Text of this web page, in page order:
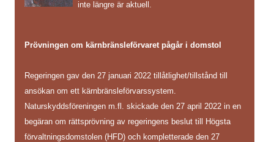
inte längre är aktuell.
Prövningen om kärnbränsleförvaret pågår i domstol
Regeringen gav den 27 januari 2022 tillåtlighet/tillstånd till
ansökan om ett kärnbränsleförvarssystem.
Naturskyddsföreningen m.fl. skickade den 27 april 2022 in en
begäran om rättsprövning av regeringens beslut till Högsta
förvaltningsdomstolen (HFD) och kompletterade den 27